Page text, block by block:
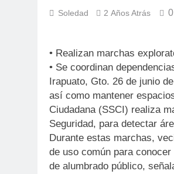
Soledad 2 Años Atrás 0
• Realizan marchas
• Se coordinan
Irapuato, Gto. 26 de junio
así como mantener
Ciudadana (SSCI) realiza
Seguridad, para detectar
Durante estas marchas,
de uso común para
de alumbrado público,